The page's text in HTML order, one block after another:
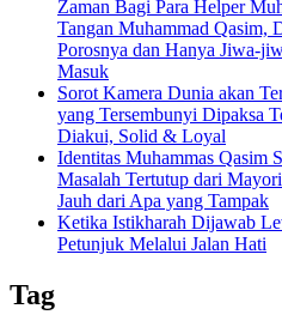
Zaman Bagi Para Helper
Tangan Muhammad Qasim,
Porosnya dan Hanya Jiwa-
Masuk
Sorot Kamera Dunia akan
yang Tersembunyi Dipaksa
Diakui, Solid & Loyal
Identitas Muhammas Qasim
Masalah Tertutup dari
Jauh dari Apa yang Tampak
Ketika Istikharah Dijawab
Petunjuk Melalui Jalan Hati
Tag